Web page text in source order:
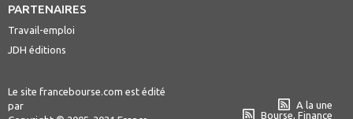
PARTENAIRES
Travail-emploi
JDH éditions
Le site francebourse.com est édité
par
A la une
Bourse, Finance